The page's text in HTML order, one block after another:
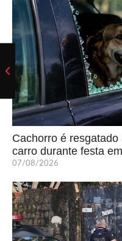
Cachorro é
carro durante festa
07/08/2026